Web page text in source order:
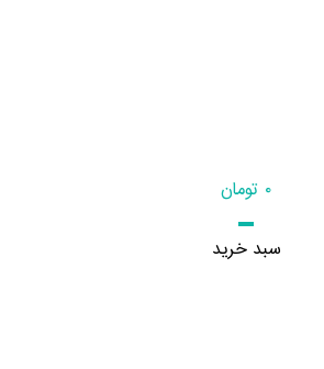
۰ تومان
سبد خرید